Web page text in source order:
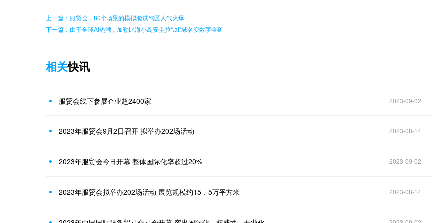
上一篇：服贸会，80个场景的模拟舱试驾区人气火爆
下一篇：由于全球AI热潮，加勒比海小岛安圭拉“.ai”域名变数字金矿
相关快讯
服贸会线下参展企业超2400家 2023-09-02
2023年服贸会9月2日召开 拟举办202场活动 2023-08-14
2023年服贸会今日开幕 整体国际化率超过20% 2023-09-02
2023年服贸会拟举办202场活动 展览规模约15．5万平方米 2023-08-14